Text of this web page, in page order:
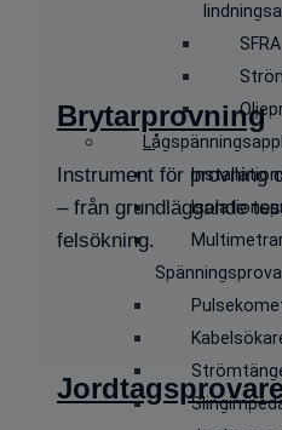
SFRA
Brytarprovning
Instrument för provning
– från grundläggande
felsökning.